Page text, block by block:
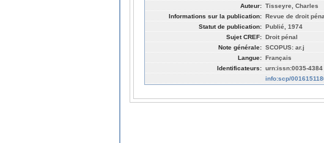
Auteur: Tisseyre, Charles
Informations sur la publication: Revue de droit
Statut de publication: Publié, 1974
Sujet CREF: Droit pénal
Note générale: SCOPUS: ar.j
Langue: Français
Identificateurs: urn:issn:0035-4384
info:scp/